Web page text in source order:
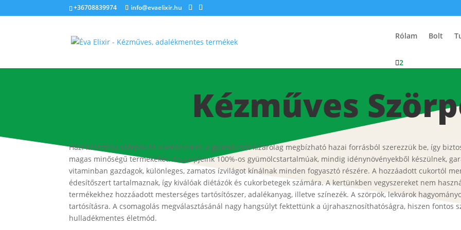
+36708839974 info@evaelixir.hu
Rólam Bolt
2
Kézműves
Házi készítésű szörpök fő alkotóelemét, a gyümölcsöt kizárólag megbízható hazai forrásból szerezzük be, így
magas minőségű termékeket. A szörpjeink 100%-os gyümölcstartalmúak, mindig idénynövényekből készülnek,
vitaminban gazdagok, különleges, zamatos ízvilágot kínálnak minden fogyasztó részére. A hozzáadott cukortól
édesítőszert tartalmaznak, így kiválóak diétázók és cukorbetegek számára. A kertünkben vegyszereket nem
termékekhez hozzáadott mesterséges tartósítószer, adalékanyag, illetve színezék. A szörpök, lekvárok
tartósításra. A csomagolás megválasztásánál nagy hangsúlyt fektettünk a újrahasznosíthatóságra, hiszen fontos
hulladékmentes életmód.